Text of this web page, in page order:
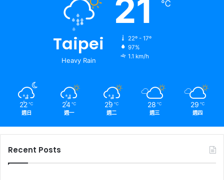
Taipei
Heavy Rain
21 ℃
22º - 17º
97%
1.1 km/h
22 ℃
週日
24 ℃
週一
29 ℃
週二
28 ℃
週三
29 ℃
週四
Recent Posts